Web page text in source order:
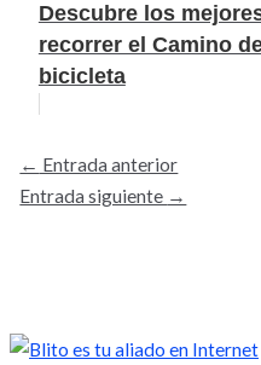
Descubre los
recorrer el Camino
bicicleta
← Entrada anterior
Entrada siguiente →